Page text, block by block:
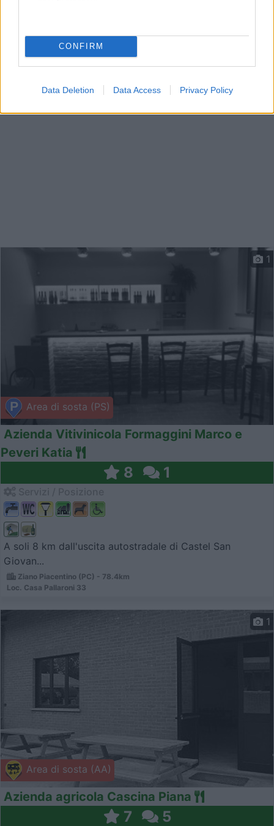
CONFIRM
Data Deletion Data Access Privacy Policy
A circa 2 km dal paese (raggiungibile a piedi) punto
sost...
Santa Maria Maggiore (VB) - 76.3km
Area di sosta (PS)
1
Azienda Vitivinicola Formaggini Marco e
Peveri Katia
8 1
A soli 8 km dall'uscita autostradale di Castel San
Giovan...
Ziano Piacentino (PC) - 78.4km
Loc. Casa Pallaroni 33
Area di sosta (AA)
1
Azienda agricola Cascina Piana
7 5